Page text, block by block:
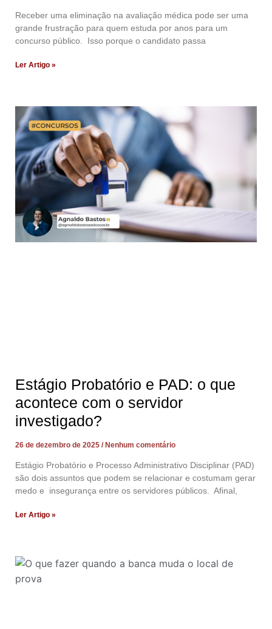
Receber uma eliminação na avaliação médica pode ser uma
grande frustração para quem estuda por anos para um
concurso público. Isso porque o candidato passa
Ler Artigo »
Estágio Probatório e PAD: o que
acontece com o servidor
investigado?
26 de dezembro de 2025 Nenhum comentário
Estágio Probatório e Processo Administrativo Disciplinar (PAD)
são dois assuntos que podem se relacionar e costumam gerar
medo e insegurança entre os servidores públicos. Afinal,
Ler Artigo »